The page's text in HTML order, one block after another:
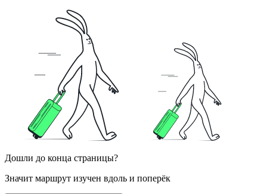
Дошли до конца страницы?
Значит маршрут изучен вдоль и поперёк